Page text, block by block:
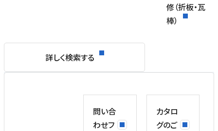
修（折板・瓦
棒）
詳しく検索する
問い合
わせフ
カタロ
グのご